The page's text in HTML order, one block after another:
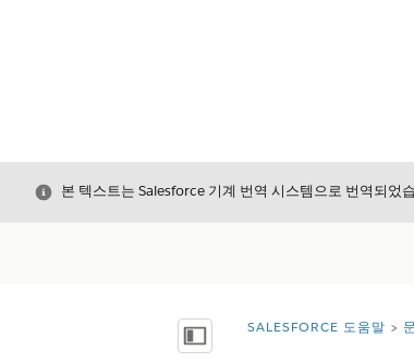
닫기본 텍스트는 Salesforce 기계 번역 시스템으로 번역되었
목차 표시 위치:
SALESFORCE 도움말